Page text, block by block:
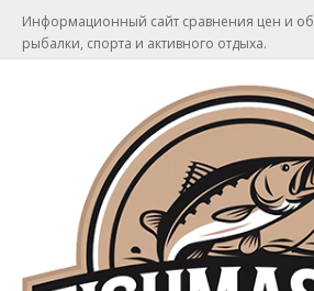
Информационный сайт сравнения цен и
рыбалки, спорта и активного отдыха.